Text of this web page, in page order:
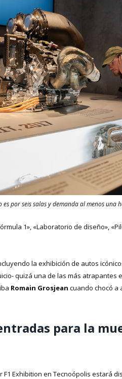
es por seis salas y demanda al menos una
1», «Laboratorio de diseño»,
la exhibición de autos
quizá una de las más atrapantes
Romain Grosjean cuando chocó a
para la
Exhibition en Tecnoópolis estará